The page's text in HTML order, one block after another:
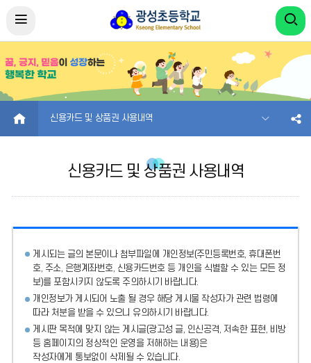
HOME 신용카드 및 상품권 사용내역
신용카드 및 상품권 사용내역
게시되는 글의 본문이나 첨부파일에
개인정보(주민등록번호, 휴대폰번
호, 주소, 은행계좌번호, 신용카드번호 등 개인을 식별할 수 있는 모든 정
보)를 포함시키지 않도록 주의하시기 바랍니다.
개인정보가 게시되어 노출 될 경우 해당 게시물 작성자가 관련 법령에
따라 처분을 받을 수 있으니 유의하시기 바랍니다.
게시판 목적에 맞지 않는 게시글(광고성 글, 인신공격, 저속한 표현, 비방
등 홈페이지의 정상적인 운영을 저해하는 내용)은
작성자에게 통보없이 삭제될 수 있습니다.